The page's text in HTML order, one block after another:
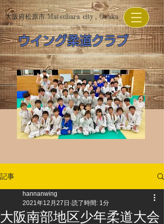
​大阪府松原市/Matsubara city , Osaka
​ウイング柔道クラブ
記事
大阪南部地区少年柔道大会
hannanwing
2021年12月27日 読了時間: 1分